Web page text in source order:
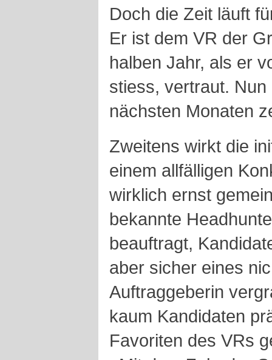
Doch die Zeit läuft
Er ist dem VR der
halben Jahr, als er
stiess, vertraut.
nächsten Monaten
Zweitens wirkt die
einem allfälligen
wirklich ernst
bekannte
beauftragt,
aber sicher eines
Auftraggeberin
kaum Kandidaten
Favoriten des VRs